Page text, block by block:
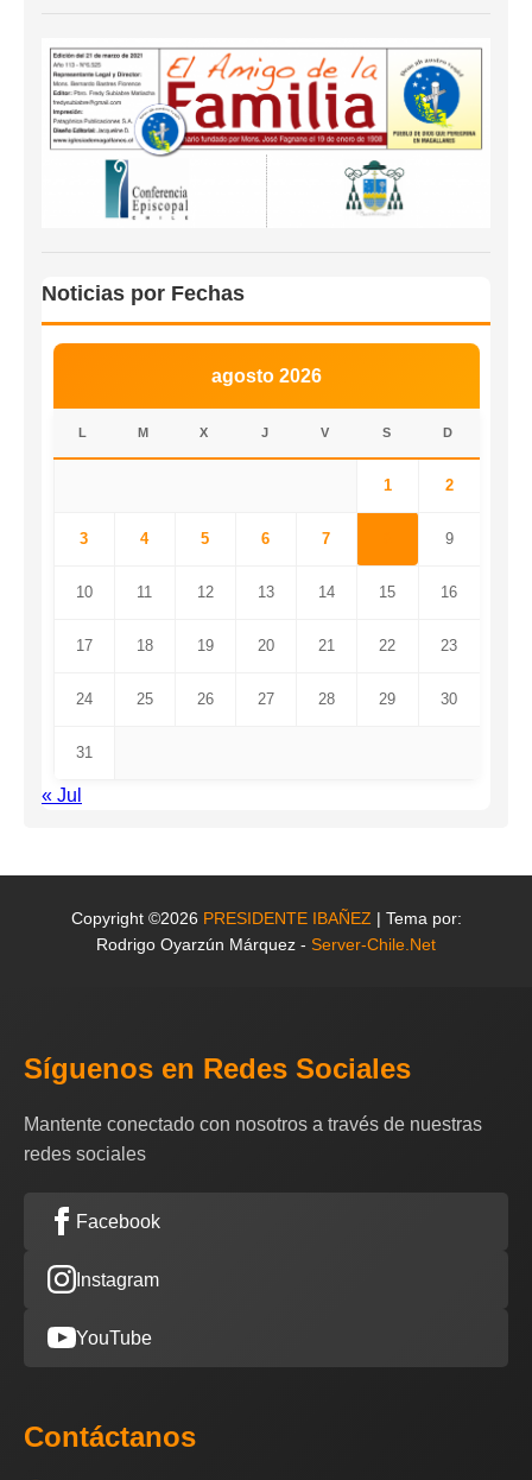
Noticias por Fechas
agosto 2026
L M X J V S D
1 2
3 4 5 6 7 9
10 11 12 13 14 15 16
17 18 19 20 21 22 23
24 25 26 27 28 29 30
31
« Jul
Copyright ©2026 PRESIDENTE IBAÑEZ | Tema por:
Rodrigo Oyarzún Márquez - Server-Chile.Net
Síguenos en Redes Sociales
Mantente conectado con nosotros a través de nuestras
redes sociales
Facebook
Instagram
YouTube
Contáctanos